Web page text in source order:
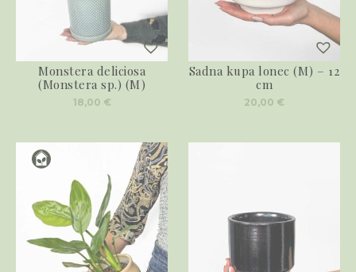
Monstera deliciosa
(Monstera sp.) (M)
18,00 €
Sadna kupa lonec (M) – 12
cm
20,00 €